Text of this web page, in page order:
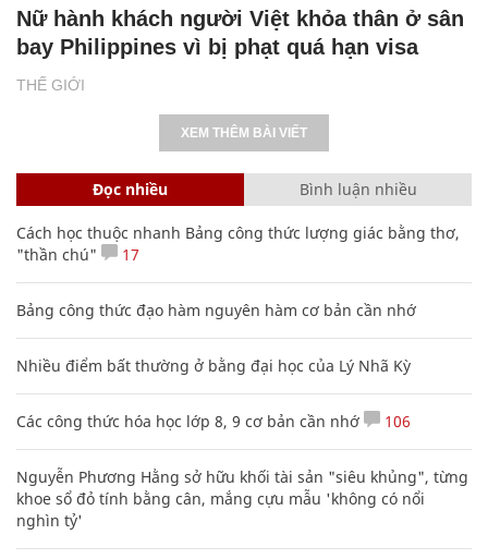
THẾ GIỚI
Nữ hành khách người Việt khỏa thân ở sân
bay Philippines vì bị phạt quá hạn visa
XEM THÊM BÀI VIẾT
Đọc nhiều Bình luận nhiều
Cách học thuộc nhanh Bảng công thức lượng giác bằng thơ,
"thần chú"
17
Bảng công thức đạo hàm nguyên hàm cơ bản cần nhớ
Nhiều điểm bất thường ở bằng đại học của Lý Nhã Kỳ
Các công thức hóa học lớp 8, 9 cơ bản cần nhớ 106
Nguyễn Phương Hằng sở hữu khối tài sản "siêu khủng", từng
khoe sổ đỏ tính bằng cân, mắng cựu mẫu 'không có nổi
nghìn tỷ'